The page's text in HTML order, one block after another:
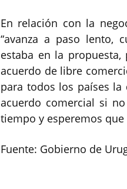
En relación con la
“avanza a paso lento,
estaba en la
acuerdo de libre
para todos los países
acuerdo comercial si
tiempo y esperemos
Fuente: Gobierno de